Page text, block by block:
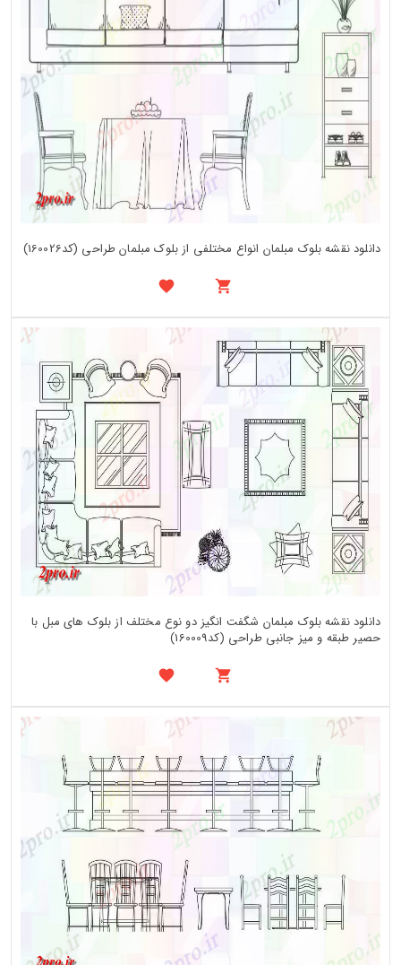
دانلود نقشه بلوک مبلمان انواع مختلفی از بلوک مبلمان طراحی (کد160026)
دانلود نقشه بلوک مبلمان شگفت انگیز دو نوع مختلف از بلوک های مبل با
حصیر طبقه و میز جانبی طراحی (کد160009)